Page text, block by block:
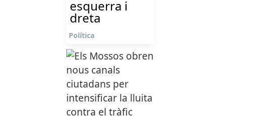
esquerra i
dreta
Política